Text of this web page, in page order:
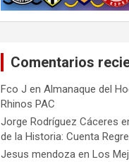
Comentarios
Fco J enAlmanaque del
Rhinos PAC
Jorge Rodríguez Cáceres
de la Historia: Cuenta
Jesus mendoza enLos